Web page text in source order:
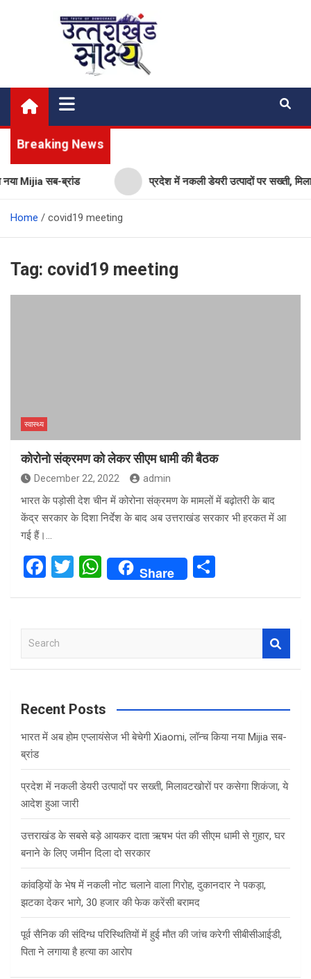
Uttarakhand Shakshya
My News Portal
Breaking News
Mijia सब-ब्रांड प्रदेश में नकली डेयरी उत्पादों पर सख्ती,
Home covid19 meeting
Tag: covid19 meeting
स्वास्थ्य
कोरोनो संक्रमण को लेकर सीएम धामी की बैठक
December 22, 2022 admin
भारत के पड़ोसी देश चीन में कोरोना संक्रमण के मामलों में बढ़ोतरी के बाद
केंद्र सरकार के दिशा निर्देश के बाद अब उत्तराखंड सरकार भी हरकत में आ
गई हैं।…
F
b
o
o
k
T
W
h
p
p
Share
a
c
Recent Posts
भारत में अब होम एप्लायंसेज भी बेचेगी Xiaomi, लॉन्च किया नया Mijia सब-
ब्रांड
प्रदेश में नकली डेयरी उत्पादों पर सख्ती, मिलावटखोरों पर कसेगा शिकंजा, ये
आदेश हुआ जारी
उत्तराखंड के सबसे बड़े आयकर दाता ऋषभ पंत की सीएम धामी से गुहार, घर
बनाने के लिए जमीन दिला दो सरकार
कांवड़ियों के भेष में नकली नोट चलाने वाला गिरोह, दुकानदार ने पकड़ा,
झटका देकर भागे, 30 हजार की फेक करेंसी बरामद
पूर्व सैनिक की संदिग्ध परिस्थितियों में हुई मौत की जांच करेगी सीबीसीआईडी,
पिता ने लगाया है हत्या का आरोप